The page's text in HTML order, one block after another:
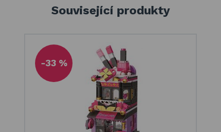
Související produkty
-33 %